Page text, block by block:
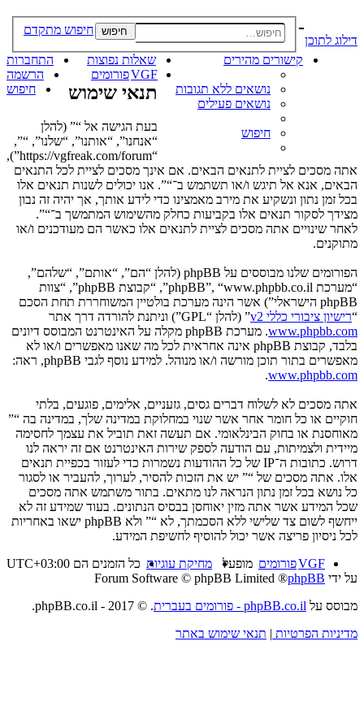
דילוג לתוכן
חיפוש חיפוש מתקדם
קישורים מהירים
נושאים ללא תגובות
נושאים פעילים
חיפוש
שאלות נפוצות
התחברות
הרשמה
VGFפורומים
חיפוש
-
תנאי שימוש
בעת הגישה אל “” (להלן
“אנחנו”, “אותנו”, “שלנו”, “”,
“https://vgfreak.com/forum”),
אתה מסכים לציית לתנאים הבאים. אם אינך מסכים לציית לכל התנאים
הבאים, אנא אל תיגש ו/או תשתמש ב־“”. אנו יכולים לשנות תנאים אלו
בכל זמן נתון ונשקיע את מירב מאמצינו כדי לידע אותך, אך יהיה זה נבון
מצידך לסקור תנאים אלו בקביעות כחלק מהשימוש המתמשך ב־“”.
לאחר שינויים אתה מסכים לציית לתנאים אלו כאשר הם מעודכנים ו/או
מתוקנים.
הפורומים שלנו מבוססים על phpBB (להלן “הם”, “אותם”, “שלהם”,
“מערכת phpBB”, “www.phpbb.co.il”, “קבוצת phpBB”, “צוות
phpBB הישראלי”) אשר הינה מערכת בולטיין המשוחררת תחת הסכם
“רישיון ציבורי כללי v2
” (להלן “GPL”) וניתנת להורדה דרך אתר
www.phpbb.com
. מערכת phpBB מקלה על האינטרנט המבוסס דיונים
בלבד, קבוצת phpBB אינה אחראית לכל מה שאנו מאפשרים ו/או לא
מאפשרים בתור תוכן מורשה ו/או מנוהל. למידע נוסף לגבי phpBB, ראה:
www.phpbb.com
.
אתה מסכים לא לשלוח דברים גסים, גזעניים, אלימים, פוגעים, בלתי
חוקיים או כל חומר אחר אשר שנוי במחלוקת במדינה שלך, במדינה בה “”
מאוחסנת או בחוק הבינלאומי. אם תעשה זאת תוביל את עצמך לחסימה
מיידית ולצמיתות, עם הודעה לספק שירות האינטרנט אם זה יראה לנו
דרוש. כתובות ה־IP של כל ההודעות נשמרות כדי לעזור בכפיית תנאים
אלו. אתה מסכים של “” יש את הזכות להסיר, לערוך, להעביר או לסגור
כל נושא בכל זמן נתון הנראה לנו מתאים. בתור משתמש אתה מסכים
שכל המידע אשר אתה מזין יאוחסן בבסיס הנתונים. בעוד שמידע זה לא
ייחשף לשום צד שלישי ללא הסכמתך, לא “” ולא phpBB ישאו באחריות
לכל ניסיון פריצה אשר יכול להוסיף לחשיפת המידע.
VGFפורומים כל הזמנים הם UTC+03:00 מחיקת עוגיות
מופעל
על ידי phpBB
® Forum Software © phpBB Limited
מבוסס על phpBB.co.il - פורומים בעברית
. © 2017 - phpBB.co.il.
מדיניות הפרטיות | תנאי שימוש באתר